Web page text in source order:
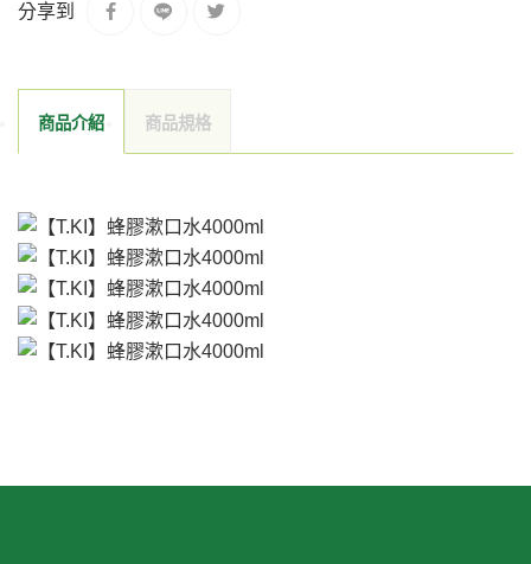
分享到
商品介紹 商品規格